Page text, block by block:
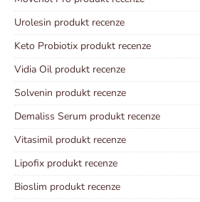
Urolesin produkt recenze
Keto Probiotix produkt recenze
Vidia Oil produkt recenze
Solvenin produkt recenze
Demaliss Serum produkt recenze
Vitasimil produkt recenze
Lipofix produkt recenze
Bioslim produkt recenze